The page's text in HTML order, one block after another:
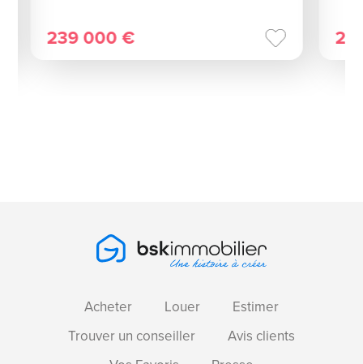
239 000 €
Acheter Louer
Estimer
Trouver un conseiller
Avis clients